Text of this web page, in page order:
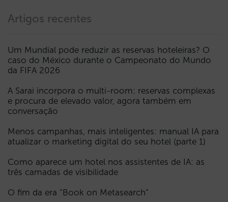
Artigos recentes
Um Mundial pode reduzir as reservas hoteleiras? O
caso do México durante o Campeonato do Mundo
da FIFA 2026
A Sarai incorpora o multi-room: reservas complexas
e procura de elevado valor, agora também em
conversação
Menos campanhas, mais inteligentes: manual IA para
atualizar o marketing digital do seu hotel (parte 1)
Como aparece um hotel nos assistentes de IA: as
três camadas de visibilidade
O fim da era “Book on Metasearch”